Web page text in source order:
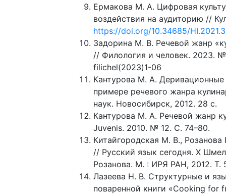
Ермакова М. А. Цифровая
воздействия на аудиторию //
https://doi.org/10.34685/
Задорина М. В. Речевой жанр
// Филология и человек. 2023.
filichel(2023)1-06
Кантурова М. А.
примере речевого жанра
наук. Новосибирск, 2012. 28 с.
Кантурова М. А. Речевой жанр
Juvenis. 2010. № 12. С. 74–80.
Китайгородская М. В.,
// Русский язык сегодня. X
Розанова. М. : ИРЯ РАН, 2012. Т.
Лазеева Н. В. Структурные и
поваренной книги «Cooking for